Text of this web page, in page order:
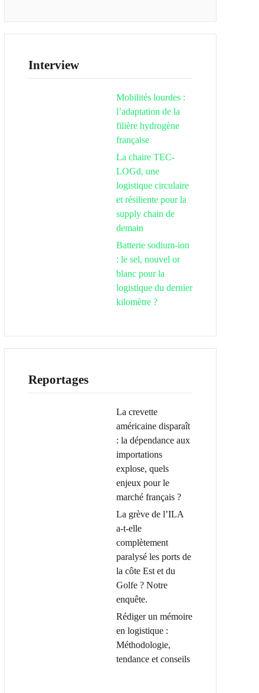
Interview
Mobilités lourdes :
l’adaptation de la
filière hydrogène
française
La chaire TEC-
LOGd, une
logistique circulaire
et résiliente pour la
supply chain de
demain
Batterie sodium-ion
: le sel, nouvel or
blanc pour la
logistique du dernier
kilomètre ?
Reportages
La crevette
américaine disparaît
: la dépendance aux
importations
explose, quels
enjeux pour le
marché français ?
La grève de l’ILA
a-t-elle
complètement
paralysé les ports de
la côte Est et du
Golfe ? Notre
enquête.
Rédiger un mémoire
en logistique :
Méthodologie,
tendance et conseils